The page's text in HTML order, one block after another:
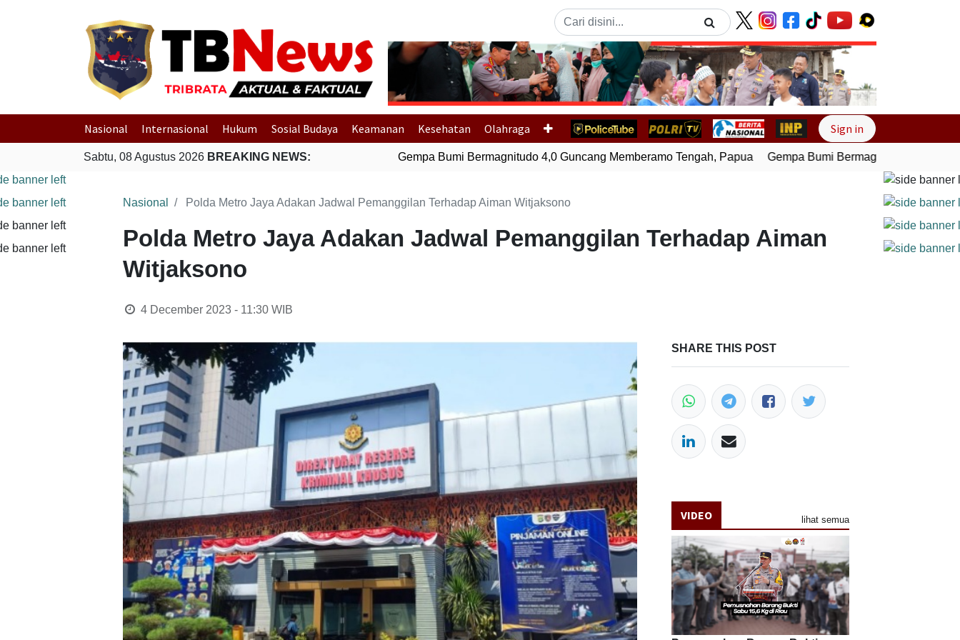
Previous Next
Nasional Internasional Hukum Sosial Budaya Keamanan Kesehatan Olahraga Sign in
Sabtu, 08 Agustus 2026 BREAKING NEWS: Gempa Bumi Bermagnitudo 4,0 Guncang Memberamo Tengah, Papua Gempa Bumi Bermagnitudo 4,0
Nasional Polda Metro Jaya Adakan Jadwal Pemanggilan Terhadap Aiman Witjaksono
Polda Metro Jaya Adakan Jadwal Pemanggilan Terhadap Aiman
Witjaksono
4 December 2023 - 11:30WIB
SHARE THIS POST
VIDEO lihat semua